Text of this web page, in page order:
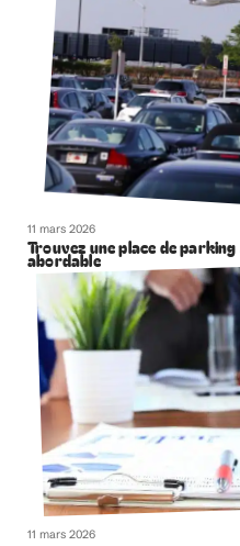
11 mars 2026
Trouvez une place de
abordable
11 mars 2026